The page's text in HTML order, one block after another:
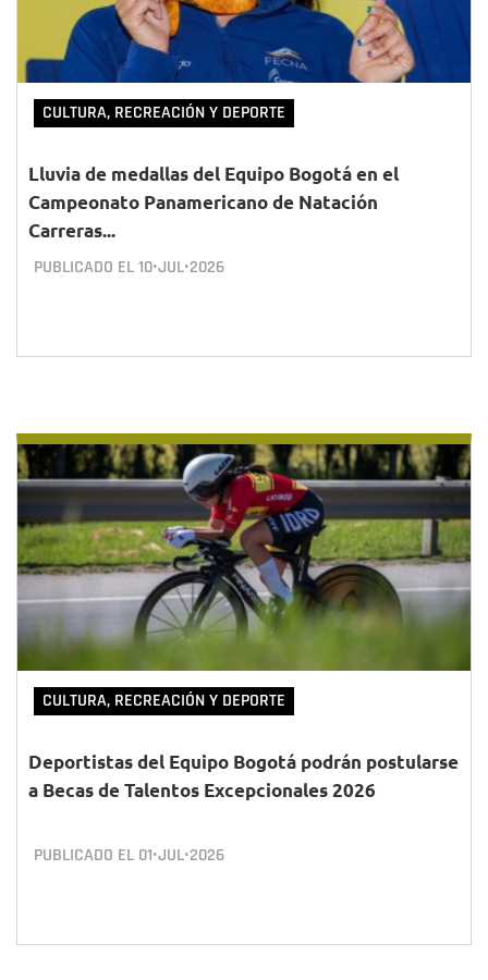
CULTURA, RECREACIÓN Y DEPORTE
Lluvia de medallas del Equipo Bogotá en el
Campeonato Panamericano de Natación
Carreras...
PUBLICADO EL10•JUL•2026
CULTURA, RECREACIÓN Y DEPORTE
Deportistas del Equipo Bogotá podrán postularse
a Becas de Talentos Excepcionales 2026
PUBLICADO EL 01•JUL•2026